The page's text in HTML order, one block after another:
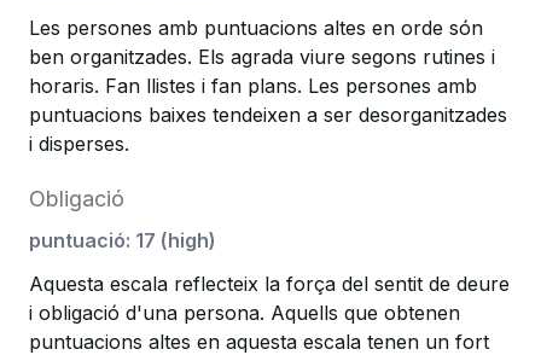
Les persones amb puntuacions altes en orde són
ben organitzades. Els agrada viure segons rutines i
horaris. Fan llistes i fan plans. Les persones amb
puntuacions baixes tendeixen a ser desorganitzades
i disperses.
Obligació
puntuació: 17 (high)
Aquesta escala reflecteix la força del sentit de deure
i obligació d'una persona. Aquells que obtenen
puntuacions altes en aquesta escala tenen un fort